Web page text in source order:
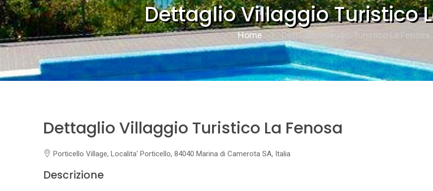
Dettaglio Villaggio Turistico
Home Dettaglio Villaggio Turistico La Fenosa
Dettaglio Villaggio Turistico La Fenosa
Porticello Village, Localita' Porticello, 84040 Marina di Camerota SA, Italia
Descrizione